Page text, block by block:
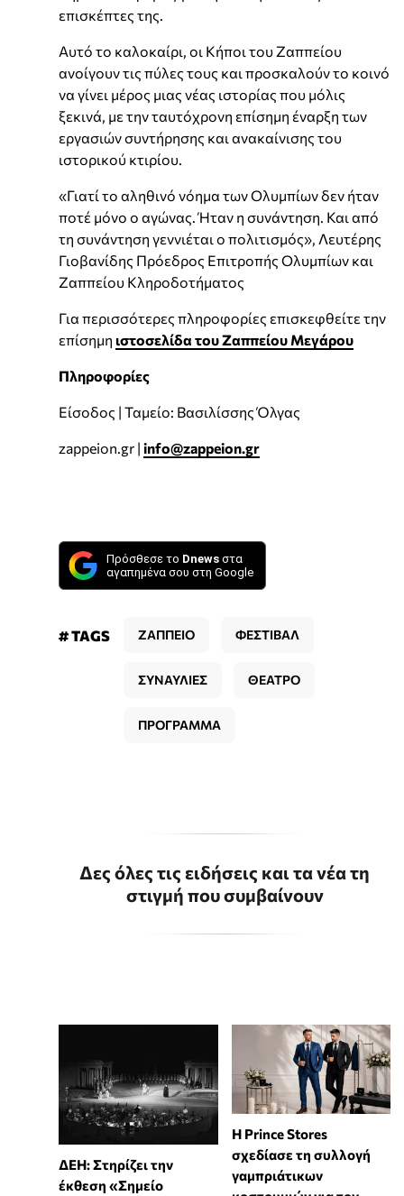
επισκέπτες της.
Αυτό το καλοκαίρι, οι Κήποι του Ζαππείου
ανοίγουν τις πύλες τους και προσκαλούν το κοινό
να γίνει μέρος μιας νέας ιστορίας που μόλις
ξεκινά, με την ταυτόχρονη επίσημη έναρξη των
εργασιών συντήρησης και ανακαίνισης του
ιστορικού κτιρίου.
«Γιατί το αληθινό νόημα των Ολυμπίων δεν ήταν
ποτέ μόνο ο αγώνας. Ήταν η συνάντηση. Και από
τη συνάντηση γεννιέται ο πολιτισμός», Λευτέρης
Γιοβανίδης Πρόεδρος Επιτροπής Ολυμπίων και
Ζαππείου Κληροδοτήματος
Για περισσότερες πληροφορίες επισκεφθείτε την
επίσημη ιστοσελίδα του Ζαππείου Μεγάρου
Πληροφορίες
Είσοδος | Ταμείο: Βασιλίσσης Όλγας
zappeion.gr | info@zappeion.gr
Πρόσθεσε το Dnews στα
αγαπημένα σου στη Google
# TAGS ΖΑΠΠΕΙΟ ΦΕΣΤΙΒΑΛ
ΣΥΝΑΥΛΙΕΣ ΘΕΑΤΡΟ
ΠΡΟΓΡΑΜΜΑ
Δες όλες τις ειδήσεις και τα νέα τη
στιγμή που συμβαίνουν
ΔΕΗ: Στηρίζει την
έκθεση «Σημείο
Η Prince Stores
σχεδίασε τη συλλογή
γαμπριάτικων